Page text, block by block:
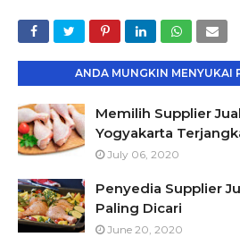
ANDA MUNGKIN MENYUKAI
Memilih Supplier
Yogyakarta
July 06, 2020
Penyedia Supplier
Paling Dicari
June 20, 2020